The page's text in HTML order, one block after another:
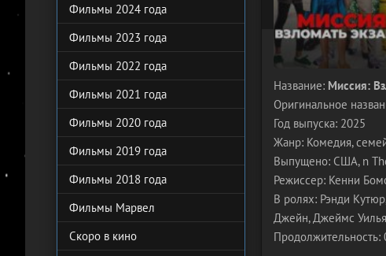
Название: Миссия:
Оригинальное
Год выпуска: 2025
Жанр: Комедия,
Выпущено: США, n
Режиссер: Кенни
В ролях: Рэнди
Джейн, Джеймс
Продолжительность:
Фильмы 2024 года
Фильмы 2023 года
Фильмы 2022 года
Фильмы 2021 года
Фильмы 2020 года
Фильмы 2019 года
Фильмы 2018 года
Фильмы Марвел
Скоро в кино